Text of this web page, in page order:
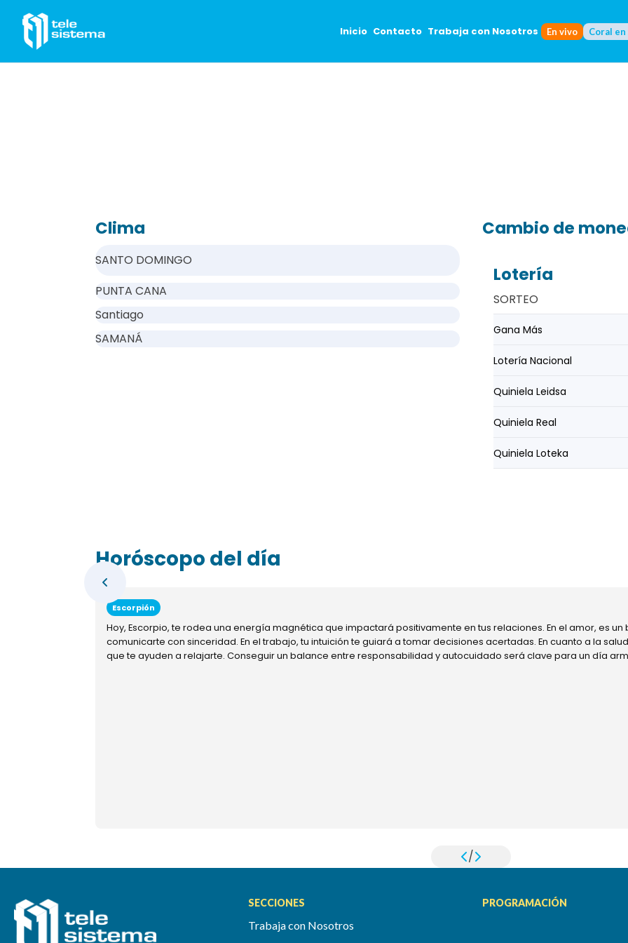
Inicio Contacto Trabaja con Nosotros En vivo Coral
Clima
SANTO DOMINGO
PUNTA CANA
Santiago
SAMANÁ
Cambio de
Lotería
SORTEO
Gana Más
Lotería Nacional
Quiniela Leidsa
Quiniela Real
Quiniela Loteka
Horóscopo del día
Escorpión
Hoy, Escorpio, te rodea una energía magnética que impactará positivamente en tus relaciones. En el amor, es
comunicarte con sinceridad. En el trabajo, tu intuición te guiará a tomar decisiones acertadas. En cuanto a la
que te ayuden a relajarte. Conseguir un balance entre responsabilidad y autocuidado será clave para un día
/
SECCIONES
Trabaja con Nosotros
PROGRAMACIÓN